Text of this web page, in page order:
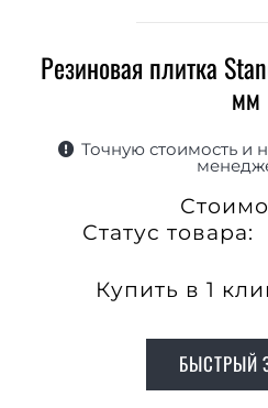
Резиновая плитка
мм
Точную стоимость и
Статус товара:
Купить в 1
БЫСТРЫЙ